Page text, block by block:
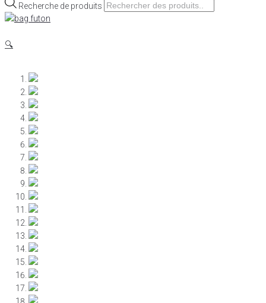
Recherche de produits
🔍